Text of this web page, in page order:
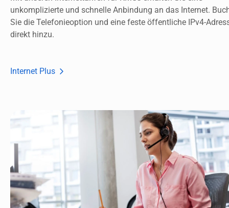
unkomplizierte und schnelle Anbindung an das Internet.
Sie die Telefonieoption und eine feste öffentliche IPv4-
direkt hinzu.
Internet Plus